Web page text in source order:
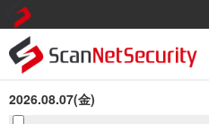
2026.08.07(金)